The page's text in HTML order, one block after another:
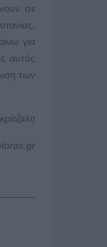
σε
για
αυτός
των
.gr